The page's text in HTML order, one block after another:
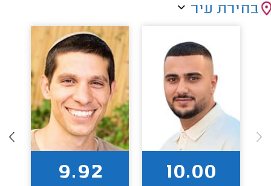
בחירת עיר
10.00
9.92